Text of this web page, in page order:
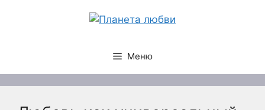
Меню